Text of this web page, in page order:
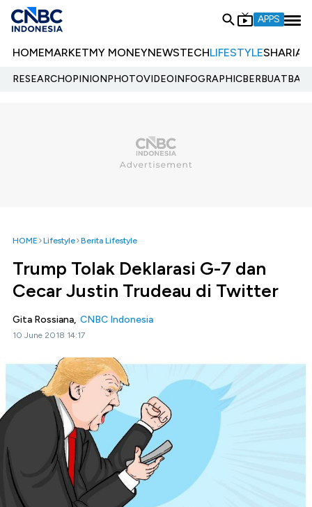
APPS
HOMEMARKETMY MONEYNEWSTECHLIFESTYLESHARIA
RESEARCHOPINIONPHOTOVIDEOINFOGRAPHIC
HOME Lifestyle Berita Lifestyle
Trump Tolak Deklarasi G-7 dan
Cecar Justin Trudeau di Twitter
Gita Rossiana, CNBC Indonesia
10 June 2018 14:17